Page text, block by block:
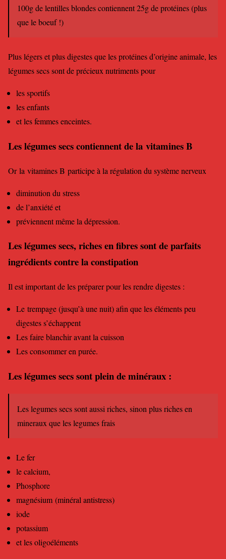
100g de lentilles blondes contiennent 25g de protéines (plus
que le boeuf !)
Plus légers et plus digestes que les protéines d’origine animale, les
légumes secs sont de précieux nutriments pour
les sportifs
les enfants
et les femmes enceintes.
Les légumes secs contiennent de la vitamines B
Or la vitamines B participe à la régulation du système nerveux
diminution du stress
de l’anxiété et
préviennent même la dépression.
Les légumes secs, riches en fibressont de parfaits
ingrédients contre la constipation
Il est important de les préparer pour les rendre digestes :
Le trempage (jusqu’à une nuit) afin que les éléments peu
digestes s’échappent
Les faire blanchir avant la cuisson
Les consommer en purée.
Les légumes secs sont plein de minéraux :
Les legumes secs sont aussi riches, sinon plus riches en
mineraux que les legumes frais
Le fer
le calcium,
Phosphore
magnésium (minéral antistress)
iode
potassium
et les oligoéléments